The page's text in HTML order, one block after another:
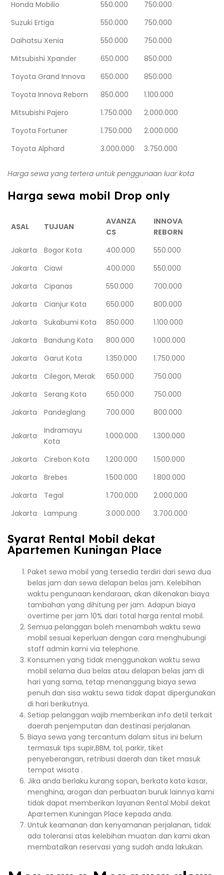
Honda Mobilio 550.000
750.000
Suzuki Ertiga
550.000
750.000
Daihatsu Xenia
550.000
750.000
Mitsubishi Xpander
650.000
850.000
Toyota Grand Innova
650.000
850.000
Toyota Innova Reborn
850.000
1.100.000
Mitsubishi Pajero
1.750.000
2.000.000
Toyota Fortuner
1.750.000
2.000.000
Toyota Alphard
3.000.000 3.750.000
Harga sewa yang tertera untuk penggunaan luar kota
Harga sewa mobil Drop only
ASAL TUJUAN
AVANZA
CS
INNOVA
REBORN
Jakarta
Bogor Kota 400.000
550.000
Jakarta
Ciawi 400.000
550.000
Jakarta
Cipanas 550.000
700.000
Jakarta
Cianjur Kota 650.000
800.000
Jakarta
Sukabumi Kota 850.000
1.100.000
Jakarta
Bandung Kota 800.000
1.000.000
Jakarta
Garut Kota 1.350.000
1.750.000
Jakarta
Cilegon, Merak 650.000
750.000
Jakarta
Serang Kota 650.000
750.000
Jakarta
Pandeglang 700.000 800.000
Jakarta
Indramayu
Kota
1.000.000 1.300.000
Jakarta Cirebon Kota 1.200.000
1.500.000
Jakarta
Brebes 1.500.000
1.800.000
Jakarta
Tegal 1.700.000
2.000.000
Jakarta
Lampung 3.000.000 3.700.000
Syarat Rental Mobil dekat
Apartemen Kuningan Place
Paket sewa mobil yang tersedia terdiri dari sewa dua
belas jam dan sewa delapan belas jam. Kelebihan
waktu pengunaan kendaraan, akan dikenakan biaya
tambahan yang dihitung per jam. Adapun biaya
overtime per jam 10% dari total harga rental mobil.
Semua pelanggan boleh menambah waktu sewa
mobil sesuai keperluan dengan cara menghubungi
staff admin kami via telephone.
Konsumen yang tidak menggunakan waktu sewa
mobil selama dua belas atau delapan belas jam di
hari yang sama, tetap menanggung biaya sewa
penuh dan sisa waktu sewa tidak dapat dipergunakan
di hari berikutnya.
Setiap pelanggan wajib memberikan info detil terkait
daerah penjemputan dan destinasi perjalanan.
Biaya sewa yang tercantum dalam situs ini belum
termasuk tips supir,BBM, tol, parkir, tiket
penyeberangan, retribusi daerah dan tiket masuk
tempat wisata .
Jika anda berlaku kurang sopan, berkata kata kasar,
menghina, arogan dan perbuatan buruk lainnya kami
tidak dapat memberikan layanan Rental Mobil dekat
Apartemen Kuningan Place kepada anda.
Untuk keamanan dan kenyamanan perjalanan, tidak
ada toleransi atas kelebihan muatan dan kami akan
membatalkan reservasi yang sudah anda lakukan.